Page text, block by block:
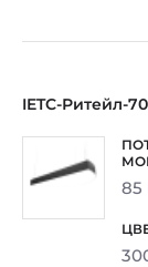
IETC-Ритейл-
85